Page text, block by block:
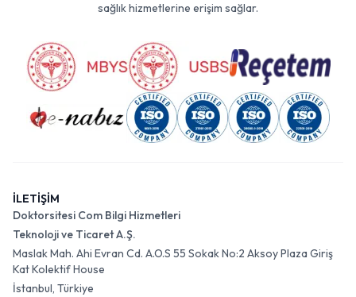
sağlık hizmetlerine erişim sağlar.
İLETİŞİM
Doktorsitesi Com Bilgi Hizmetleri
Teknoloji ve Ticaret A.Ş.
Maslak Mah. Ahi Evran Cd. A.O.S 55 Sokak No:2 Aksoy Plaza Giriş
Kat Kolektif House
İstanbul, Türkiye